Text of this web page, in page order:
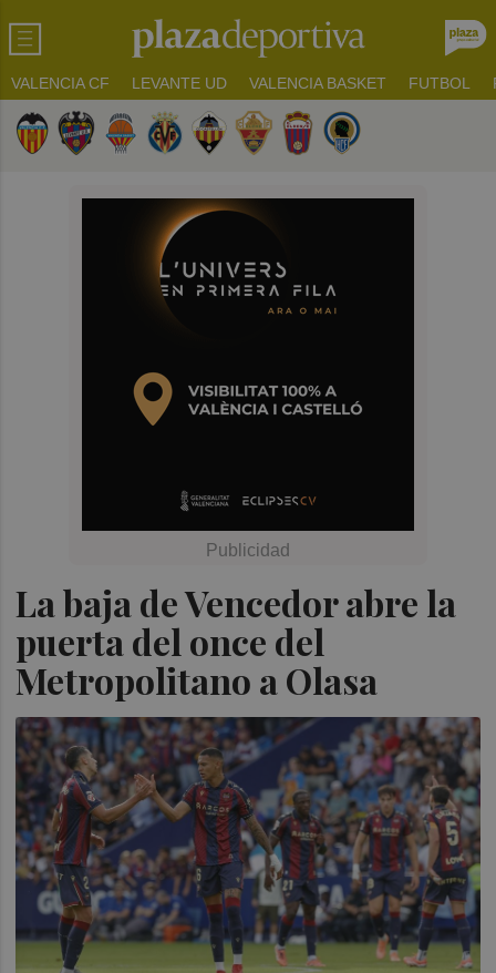
VALENCIA CF LEVANTE UD VALENCIA BASKET FUTBOL
La baja de Vencedor abre la
puerta del once del
Metropolitano a Olasa